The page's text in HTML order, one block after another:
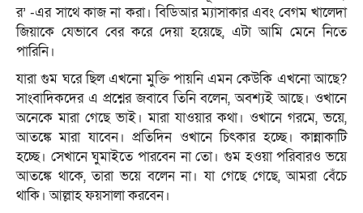
র’ -এর সাথে কাজ না করা। বিডিআর ম্যাসাকার এবং বেগম খালেদা
জিয়াকে যেভাবে বের করে দেয়া হয়েছে, এটা আমি মেনে নিতে
পারিনি।
যারা গুম ঘরে ছিল এখনো মুক্তি পায়নি এমন কেউকি এখনো আছে?
সাংবাদিকদের এ প্রশ্নের জবাবে তিনি বলেন, অবশ্যই আছে। ওখানে
অনেকে মারা গেছে ভাই। মারা যাওয়ার কথা। ওখানে গরমে, ভয়ে,
আতঙ্কে মারা যাবেন। প্রতিদিন ওখানে চিৎকার হচ্ছে। কান্নাকাটি
হচ্ছে। সেখানে ঘুমাইতে পারবেন না তো। গুম হওয়া পরিবারও ভয়ে
আতঙ্কে থাকে, তারা ভয়ে বলেন না। যা গেছে গেছে, আমরা বেঁচে
থাকি। আল্লাহ ফয়সালা করবেন।